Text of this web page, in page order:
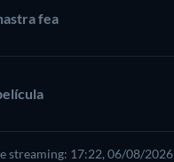
fea
streaming: 17:22, 06/08/2026